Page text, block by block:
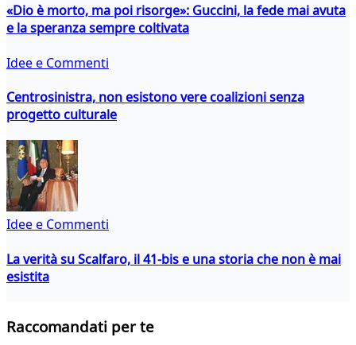
«Dio è morto, ma poi risorge»: Guccini, la fede mai avuta
e la speranza sempre coltivata
Idee e Commenti
Centrosinistra, non esistono vere coalizioni senza
progetto culturale
Idee e Commenti
La verità su Scalfaro, il 41-bis e una storia che non è mai
esistita
Raccomandati per te